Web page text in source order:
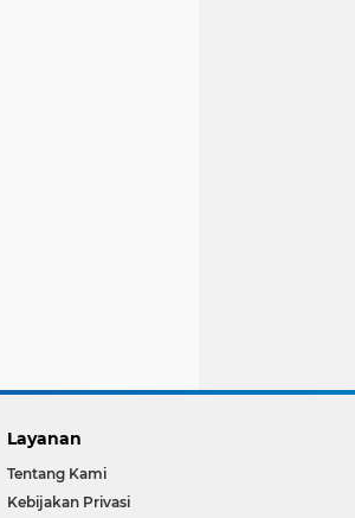
Layanan
Tentang Kami
Kebijakan Privasi